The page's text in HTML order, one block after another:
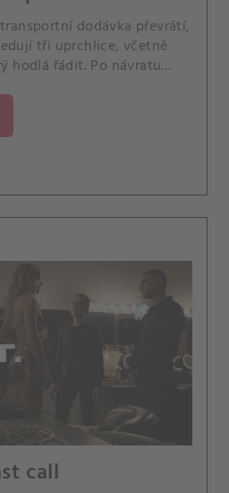
dodávka převrátí,
tři uprchlice, včetně
hodlá řádit. Po návratu
životem a Luca se
call